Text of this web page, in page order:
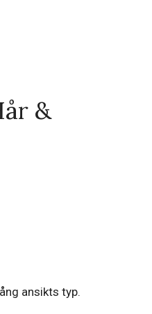
&
ansikts typ.